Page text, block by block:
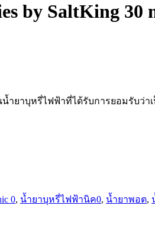
by SaltKing 30
น้ำยาบุหรี่ไฟฟ้าที่ได้รับการยอมรับว่
0, น้ำยาบุหรี่ไฟฟ้านิค0, น้ำยาพอต,